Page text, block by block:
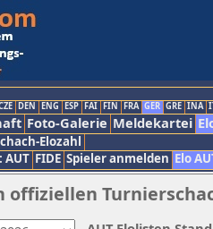
DEN ENG ESP FAI FIN FRA GER GRE INA
Foto-Galerie Meldekartei
Elozahl
AUT FIDE Spieler anmelden Elo